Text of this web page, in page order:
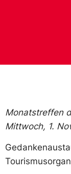
Monatstreffen
Mittwoch, 1.